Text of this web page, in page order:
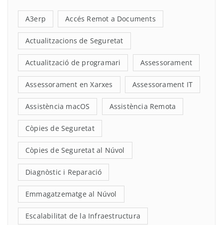
A3erp Accés Remot a Documents
Actualitzacions de Seguretat
Actualització de programari Assessorament
Assessorament en Xarxes Assessorament IT
Assistència macOS Assistència Remota
Còpies de Seguretat
Còpies de Seguretat al Núvol
Diagnòstic i Reparació
Emmagatzematge al Núvol
Escalabilitat de la Infraestructura